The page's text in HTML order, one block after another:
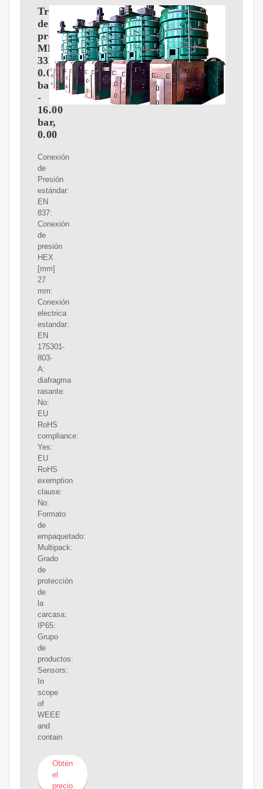
Transmisor
de
presión,
MBS
33M,
0.00
bar
-
16.00
bar,
0.00
Conexión
de
Presión
estándar:
EN
837:
Conexión
de
presión
HEX
[mm]
27
mm:
Conexión
electrica
estandar:
EN
175301-
803-
A:
diafragma
rasante:
No:
EU
RoHS
compliance:
Yes:
EU
RoHS
exemption
clause:
No:
Formato
de
empaquetado:
Multipack:
Grado
de
protección
de
la
carcasa:
IP65:
Grupo
de
productos:
Sensors:
In
scope
of
WEEE
and
contain
Obtén
el
precio